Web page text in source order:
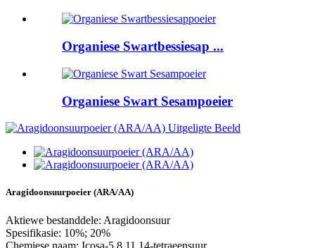
Organiese Swartbessiesap ...
Organiese Swart Sesampoeier
Aragidoonsuurpoeier (ARA/AA)
Aktiewe bestanddele: Aragidoonsuur
Spesifikasie: 10%; 20%
Chemiese naam: Icosa-5,8,11,14-tetraeensuur